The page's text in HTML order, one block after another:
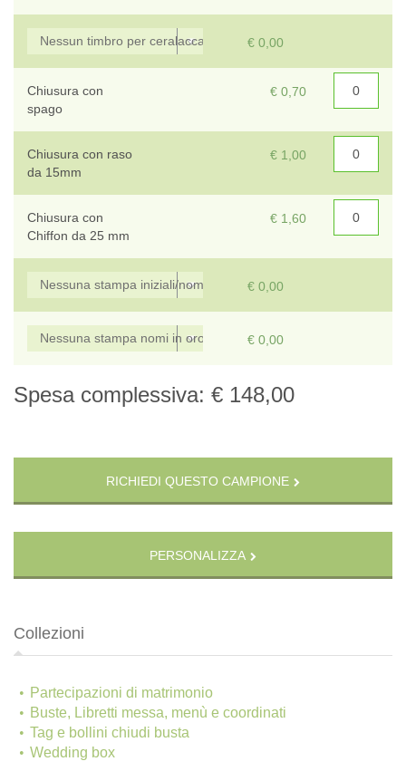
€ 0,00
Chiusura con
spago
€ 0,70
Chiusura con raso
da 15mm
€ 1,00
Chiusura con
Chiffon da 25 mm
€ 1,60
€ 0,00
€ 0,00
Spesa complessiva: € 148,00
RICHIEDI QUESTO CAMPIONE
PERSONALIZZA
Collezioni
Partecipazioni di matrimonio
Buste, Libretti messa, menù e coordinati
Tag e bollini chiudi busta
Wedding box